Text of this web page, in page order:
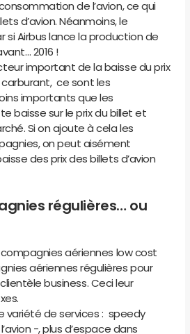
de l’avion, ce qui
d’avion. Néanmoins, le
Airbus lance la production de
2016 !
important de la baisse du prix
carburant, ce sont les
importants que les
baisse sur le prix du billet et
Si on ajoute à cela les
on peut aisément
des prix des billets d’avion
régulières… ou
aériennes low cost
aériennes régulières pour
business. Ceci leur
variété de services : speedy
-, plus d’espace dans